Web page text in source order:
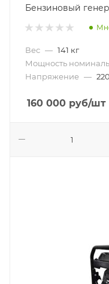
Вес — 141 кг
Мощность
Напряжение —
160 000 руб/шт